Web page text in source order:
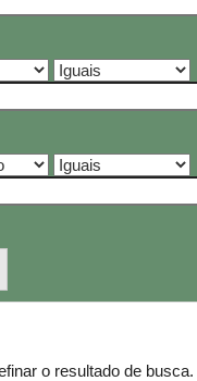
o resultado de busca.